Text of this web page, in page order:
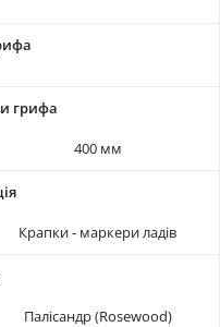
400 мм
Крапки - маркери ладів
Палісандр (Rosewood)